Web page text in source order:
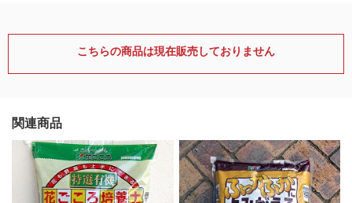
こちらの商品は現在販売しておりません
関連商品